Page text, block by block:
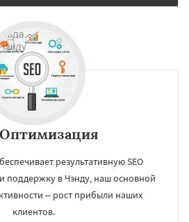
Оптимизация
результативную SEO
поддержку в Чэнду, наш основной
– рост прибыли наших
клиентов.